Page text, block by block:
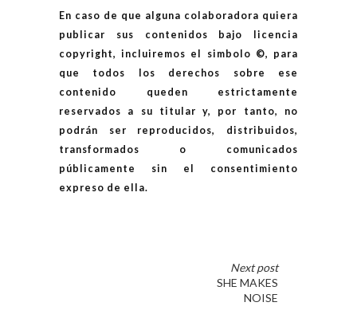
En caso de que alguna colaboradora quiera
publicar sus contenidos bajo licencia
copyright, incluiremos el simbolo ©, para
que todos los derechos sobre ese
contenido queden estrictamente
reservados a su titular y, por tanto, no
podrán ser reproducidos, distribuidos,
transformados o comunicados
públicamente sin el consentimiento
expreso de ella.
Next post
SHE MAKES
NOISE